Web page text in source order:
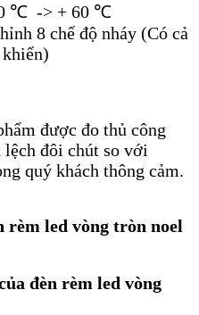
℃ -> + 60 ℃
8 chế độ nháy (Có cả
được đo thủ công
lệch đôi chút so với
quý khách thông cảm.
rèm led vòng tròn noel
đèn rèm led vòng